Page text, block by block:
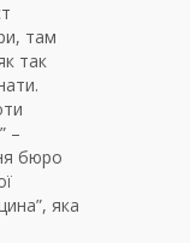
там
так
–
бюро
яка